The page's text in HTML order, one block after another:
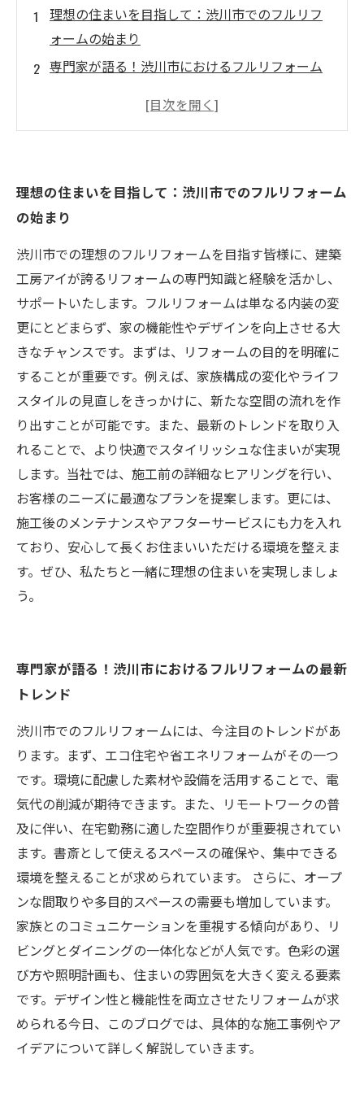
理想の住まいを目指して：渋川市でのフルリフ
ォームの始まり
専門家が語る！渋川市におけるフルリフォーム
成功するリフォームの秘訣：空間活用のアイデ
い施工事例
施工後のメンテナンスがカギ！理想の住まいを
保つ方法
お客様の声：渋川市での理想のフルリフォーム
を実現した秘訣
あなたも夢を形に：渋川市のリフォームを建築
工房アイにお任せ
理想の住まいを目指して：渋川市でのフルリフォーム
の始まり
渋川市での理想のフルリフォームを目指す皆様に、建築
工房アイが誇るリフォームの専門知識と経験を活かし、
サポートいたします。フルリフォームは単なる内装の変
更にとどまらず、家の機能性やデザインを向上させる大
きなチャンスです。まずは、リフォームの目的を明確に
することが重要です。例えば、家族構成の変化やライフ
スタイルの見直しをきっかけに、新たな空間の流れを作
り出すことが可能です。また、最新のトレンドを取り入
れることで、より快適でスタイリッシュな住まいが実現
します。当社では、施工前の詳細なヒアリングを行い、
お客様のニーズに最適なプランを提案します。更には、
施工後のメンテナンスやアフターサービスにも力を入れ
ており、安心して長くお住まいいただける環境を整えま
す。ぜひ、私たちと一緒に理想の住まいを実現しましょ
う。
専門家が語る！渋川市におけるフルリフォームの最新
トレンド
渋川市でのフルリフォームには、今注目のトレンドがあ
ります。まず、エコ住宅や省エネリフォームがその一つ
です。環境に配慮した素材や設備を活用することで、電
気代の削減が期待できます。また、リモートワークの普
及に伴い、在宅勤務に適した空間作りが重要視されてい
ます。書斎として使えるスペースの確保や、集中できる
環境を整えることが求められています。 さらに、オープ
ンな間取りや多目的スペースの需要も増加しています。
家族とのコミュニケーションを重視する傾向があり、リ
ビングとダイニングの一体化などが人気です。色彩の選
び方や照明計画も、住まいの雰囲気を大きく変える要素
です。デザイン性と機能性を両立させたリフォームが求
められる今日、このブログでは、具体的な施工事例やア
イデアについて詳しく解説していきます。